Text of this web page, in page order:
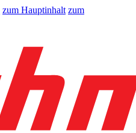
zum Hauptinhalt zum